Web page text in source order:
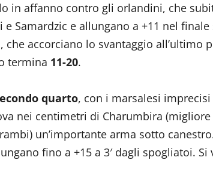
in affanno contro gli orlandini, che
Samardzic e allungano a +11 nel
accorciano lo svantaggio all’ultimo
termina 11-20.
quarto, con i marsalesi
nei centimetri di Charumbira
un’importante arma sotto
fino a +15 a 3′ dagli spogliatoi.